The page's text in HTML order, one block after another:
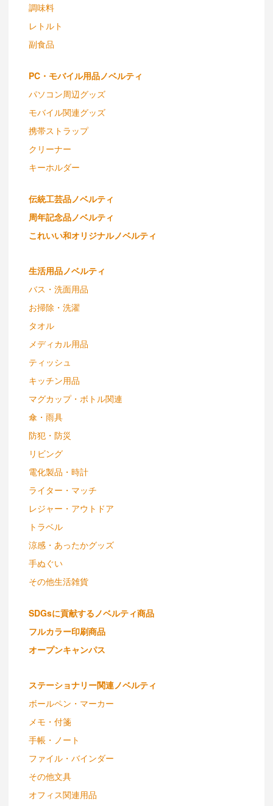
調味料
レトルト
副食品
PC・モバイル用品ノベルティ
パソコン周辺グッズ
モバイル関連グッズ
携帯ストラップ
クリーナー
キーホルダー
伝統工芸品ノベルティ
周年記念品ノベルティ
これいい和オリジナルノベルティ
生活用品ノベルティ
バス・洗面用品
お掃除・洗濯
タオル
メディカル用品
ティッシュ
キッチン用品
マグカップ・ボトル関連
傘・雨具
防犯・防災
リビング
電化製品・時計
ライター・マッチ
レジャー・アウトドア
トラベル
涼感・あったかグッズ
手ぬぐい
その他生活雑貨
SDGsに貢献するノベルティ商品
フルカラー印刷商品
オープンキャンパス
ステーショナリー関連ノベルティ
ボールペン・マーカー
メモ・付箋
手帳・ノート
ファイル・バインダー
その他文具
オフィス関連用品